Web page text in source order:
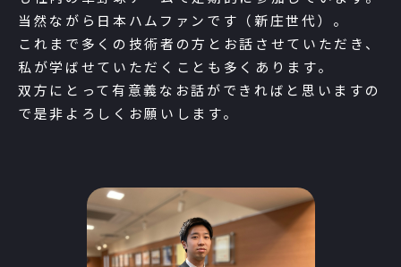
当然ながら日本ハムファンです（新庄世代）。
これまで多くの技術者の方とお話させていただき、
私が学ばせていただくことも多くあります。
双方にとって有意義なお話ができればと思いますの
で是非よろしくお願いします。